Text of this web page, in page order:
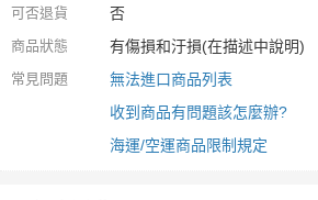
可否退貨 否
商品狀態 有傷損和汙損(在描述中說明)
常見問題
無法進口商品列表
收到商品有問題該怎麼辦?
海運/空運商品限制規定